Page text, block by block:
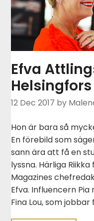
Efva
Helsingfors
12 Dec 2017 by
Hon är bara så
En förebild som
sann ära att få en
lyssna. Härliga
Magazines
Efva. Influencern
Fina Lou, som